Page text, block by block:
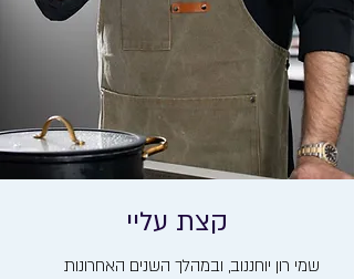
קצת עליי
שמי רון יוחננוב, ובמהלך השנים האחרונות